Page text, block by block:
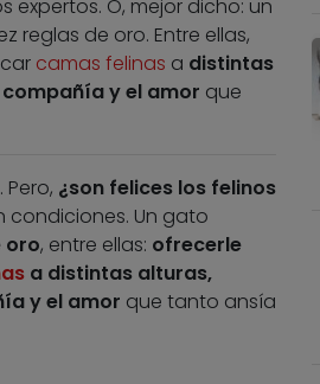
expertos. O, mejor dicho: un
reglas de oro. Entre ellas,
camas felinas a distintas
y el amor que
¿son felices los felinos
condiciones. Un gato
oro, entre ellas: ofrecerle
a distintas alturas,
y el amor que tanto ansía